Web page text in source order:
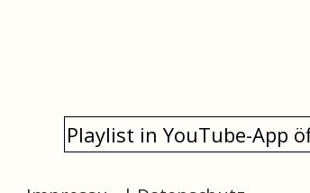
Playlist in YouTube-App